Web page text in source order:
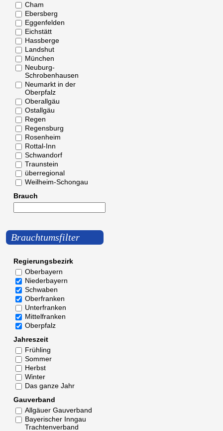
Cham
Ebersberg
Eggenfelden
Eichstätt
Hassberge
Landshut
München
Neuburg-
Schrobenhausen
Neumarkt in der
Oberpfalz
Oberallgäu
Ostallgäu
Regen
Regensburg
Rosenheim
Rottal-Inn
Schwandorf
Traunstein
überregional
Weilheim-Schongau
Brauch
Brauchtumsfilter
Regierungsbezirk
Oberbayern
Niederbayern
Schwaben
Oberfranken
Unterfranken
Mittelfranken
Oberpfalz
Jahreszeit
Frühling
Sommer
Herbst
Winter
Das ganze Jahr
Gauverband
Allgäuer Gauverband
Bayerischer Inngau
Trachtenverband